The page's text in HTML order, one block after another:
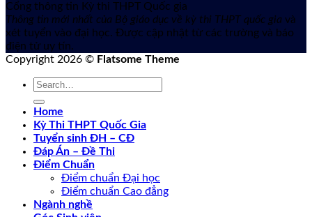
Cổng thông tin Kỳ thi THPT Quốc gia
Thông tin mới nhất của Bộ giáo dục về kỳ thi THPT quốc gia và
xét tuyển vào đại học. Được cập nhật từ các trường và báo
điện tử uy tín.
Copyright 2026 © Flatsome Theme
Home
Kỳ Thi THPT Quốc Gia
Tuyển sinh ĐH – CĐ
Đáp Án – Đề Thi
Điểm Chuẩn
Điểm chuẩn Đại học
Điểm chuẩn Cao đẳng
Ngành nghề